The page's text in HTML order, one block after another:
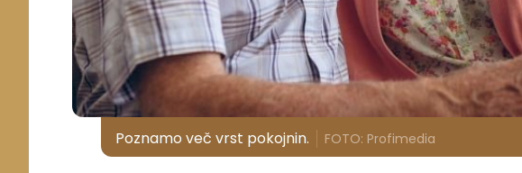
Poznamo več vrst pokojnin. FOTO: Profimedia